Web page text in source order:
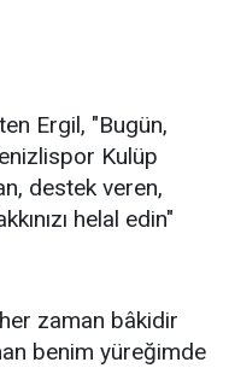
Ergil, "Bugün,
Kulüp
destek veren,
helal edin"
zaman bâkidir
benim yüreğimde